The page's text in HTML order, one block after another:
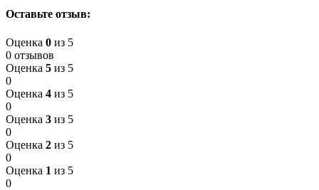
Оставьте отзыв:
Оценка 0 из 5
0 отзывов
Оценка 5 из 5
0
Оценка 4 из 5
0
Оценка 3 из 5
0
Оценка 2 из 5
0
Оценка 1 из 5
0